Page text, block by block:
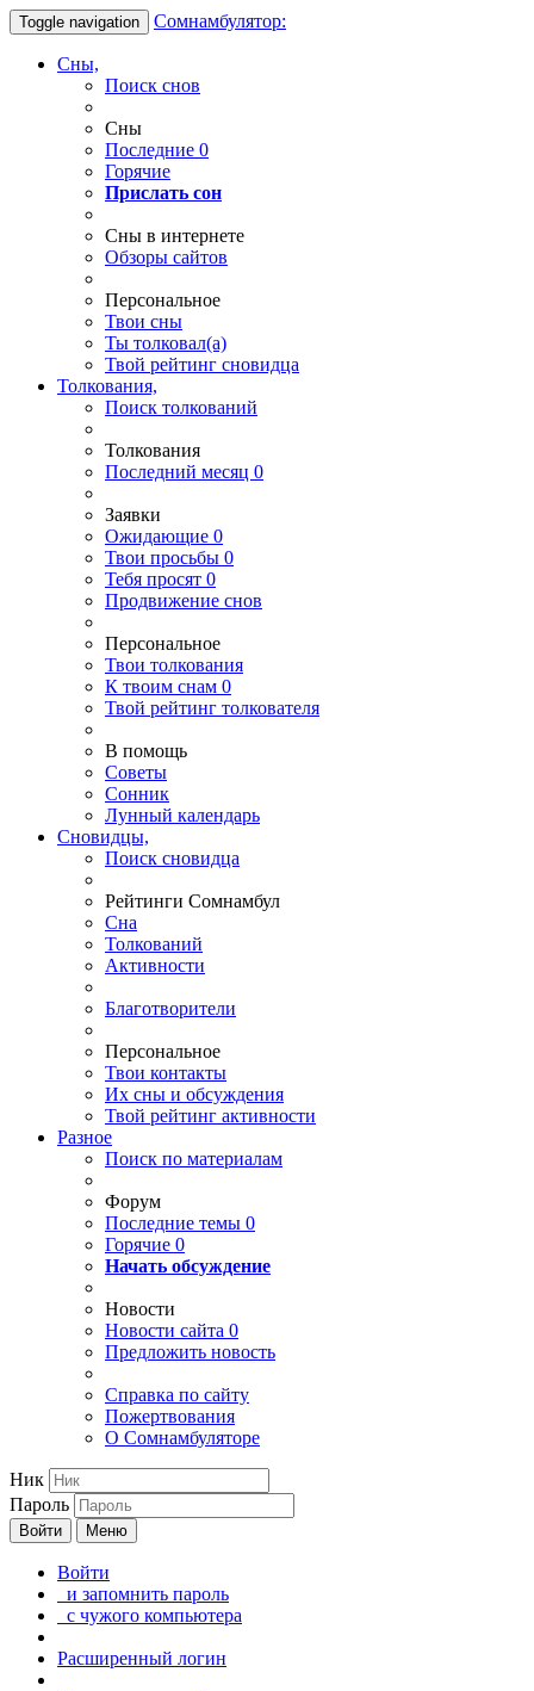
Toggle navigation Сомнамбулятор:
Сны,
Поиск снов
Сны
Последние 0
Горячие
Прислать сон
Сны в интернете
Обзоры сайтов
Персональное
Твои сны
Ты толковал(а)
Твой рейтинг сновидца
Толкования,
Поиск толкований
Толкования
Последний месяц 0
Заявки
Ожидающие 0
Твои просьбы 0
Тебя просят 0
Продвижение снов
Персональное
Твои толкования
К твоим снам 0
Твой рейтинг толкователя
В помощь
Советы
Сонник
Лунный календарь
Сновидцы,
Поиск сновидца
Рейтинги Сомнамбул
Сна
Толкований
Активности
Благотворители
Персональное
Твои контакты
Их сны и обсуждения
Твой рейтинг активности
Разное
Поиск по материалам
Форум
Последние темы 0
Горячие 0
Начать обсуждение
Новости
Новости сайта 0
Предложить новость
Справка по сайту
Пожертвования
О Сомнамбуляторе
Ник
Пароль
Войти Меню
Войти
и запомнить пароль
с чужого компьютера
Расширенный логин